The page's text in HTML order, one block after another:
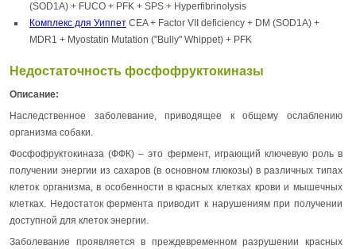
(SOD1A) + FUCO + PFK + SPS + Hyperfibrinolysis
Комплекс для Уиппет CEA + Factor VII deficiency + DM (SOD1A) +
MDR1 + Myostatin Mutation ("Bully" Whippet) + PFK
Недостаточность фосфофруктокиназы
Описание:
Наследственное заболевание, приводящее к общему ослаблению
организма собаки.
Фосфофруктокиназа (ФФК) – это фермент, играющий ключевую роль в
получении энергии из сахаров (в основном глюкозы) в различных типах
клеток организма, в особенности в красных клетках крови и мышечных
клетках. Недостаток фермента приводит к нарушениям при получении
доступной для клеток энергии.
Заболевание проявляется в преждевременном разрушении красных